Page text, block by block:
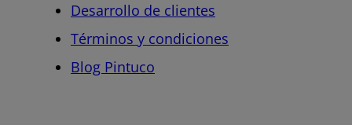
Desarrollo de clientes
Términos y condiciones
Blog Pintuco